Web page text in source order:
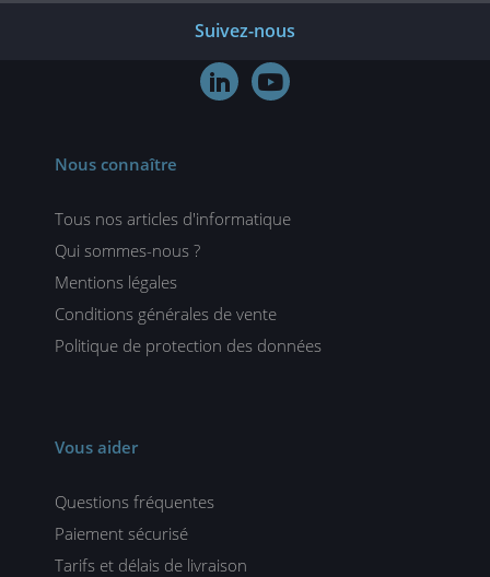
Suivez-nous
 
Nous connaître
Tous nos articles d'informatique
Qui sommes-nous ?
Mentions légales
Conditions générales de vente
Politique de protection des données
Vous aider
Questions fréquentes
Paiement sécurisé
Tarifs et délais de livraison